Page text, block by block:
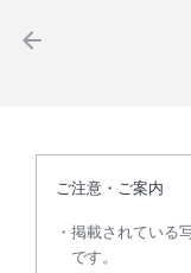
ご注意・ご案内
掲載されている
です。